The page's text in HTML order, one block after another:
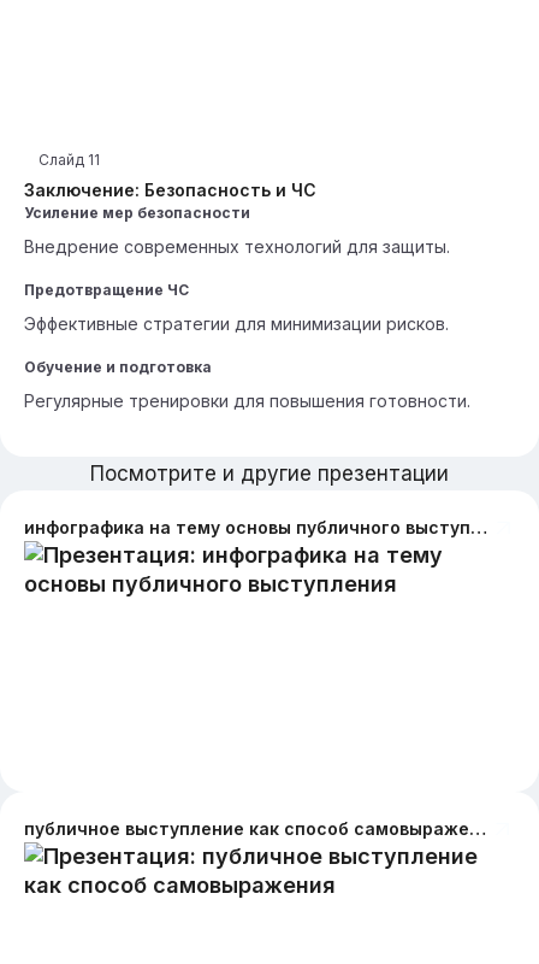
Заключение: Безопасность и ЧС
Слайд 11
Усиление мер безопасности
Внедрение современных технологий для защиты.
Предотвращение ЧС
Эффективные стратегии для минимизации рисков.
Обучение и подготовка
Регулярные тренировки для повышения готовности.
Посмотрите и другие презентации
инфографика на тему основы публичного выступления
публичное выступление как способ самовыражения